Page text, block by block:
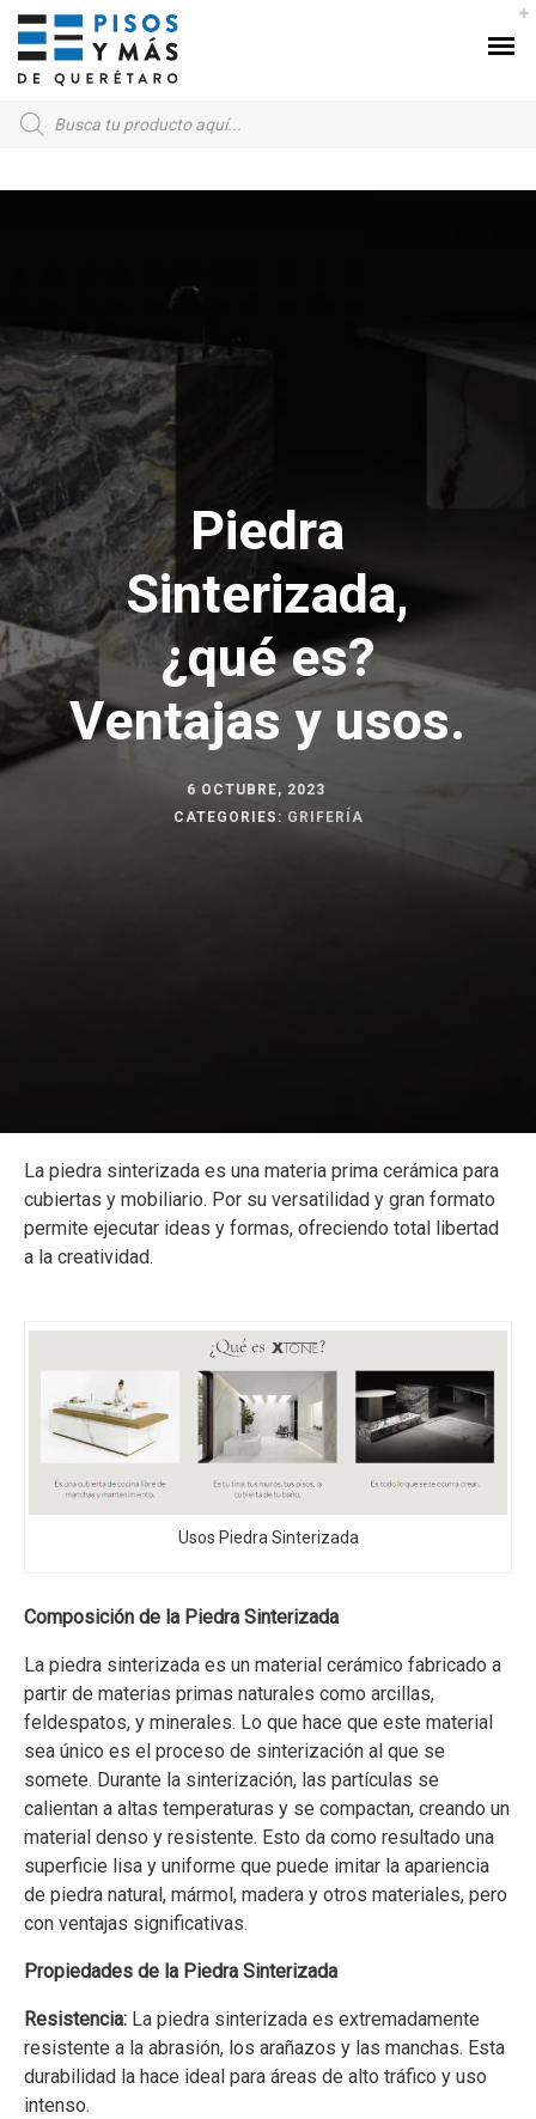
Products
search
Piedra
Sinterizada,
¿qué es?
Ventajas y usos.
6 OCTUBRE, 2023
CATEGORIES: GRIFERÍA
La piedra sinterizada es una materia prima cerámica para
cubiertas y mobiliario. Por su versatilidad y gran formato
permite ejecutar ideas y formas, ofreciendo total libertad
a la creatividad.
Usos Piedra Sinterizada
Composición de la Piedra Sinterizada
La piedra sinterizada es un material cerámico fabricado a
partir de materias primas naturales como arcillas,
feldespatos, y minerales. Lo que hace que este material
sea único es el proceso de sinterización al que se
somete. Durante la sinterización, las partículas se
calientan a altas temperaturas y se compactan, creando un
material denso y resistente. Esto da como resultado una
superficie lisa y uniforme que puede imitar la apariencia
de piedra natural, mármol, madera y otros materiales, pero
con ventajas significativas.
Propiedades de la Piedra Sinterizada
Resistencia: La piedra sinterizada es extremadamente
resistente a la abrasión, los arañazos y las manchas. Esta
durabilidad la hace ideal para áreas de alto tráfico y uso
intenso.